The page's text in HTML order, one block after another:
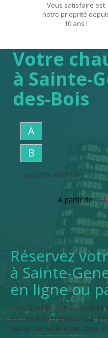
Vous satisfaire est
notre prioprité
10 ans !
Votre
à Sainte-
des-Bois
A
B
AJOUTER UNE ÉTAPE
A partir de --
Réservez
à Sainte-
en ligne ou
Vous avez besoin de vous
encore à vos rendez-vous
Sainte-Geneviève-des-Bois ?